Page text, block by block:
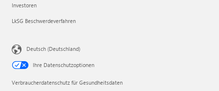
Investoren
LkSG Beschwerdeverfahren
Deutsch (Deutschland)
Ihre Datenschutzoptionen
Verbraucherdatenschutz für Gesundheitsdaten